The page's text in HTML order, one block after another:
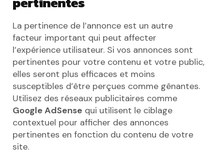
La pertinence de l’annonce est un autre
facteur important qui peut affecter
l’expérience utilisateur. Si vos annonces sont
pertinentes pour votre contenu et votre public,
elles seront plus efficaces et moins
susceptibles d’être perçues comme gênantes.
Utilisez des réseaux publicitaires comme
Google AdSense qui utilisent le ciblage
contextuel pour afficher des annonces
pertinentes en fonction du contenu de votre
site.